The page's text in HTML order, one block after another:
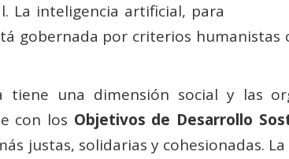
La inteligencia artificial, para
gobernada por criterios humanistas
una dimensión social y las
con los Objetivos de Desarrollo
justas, solidarias y cohesionadas.